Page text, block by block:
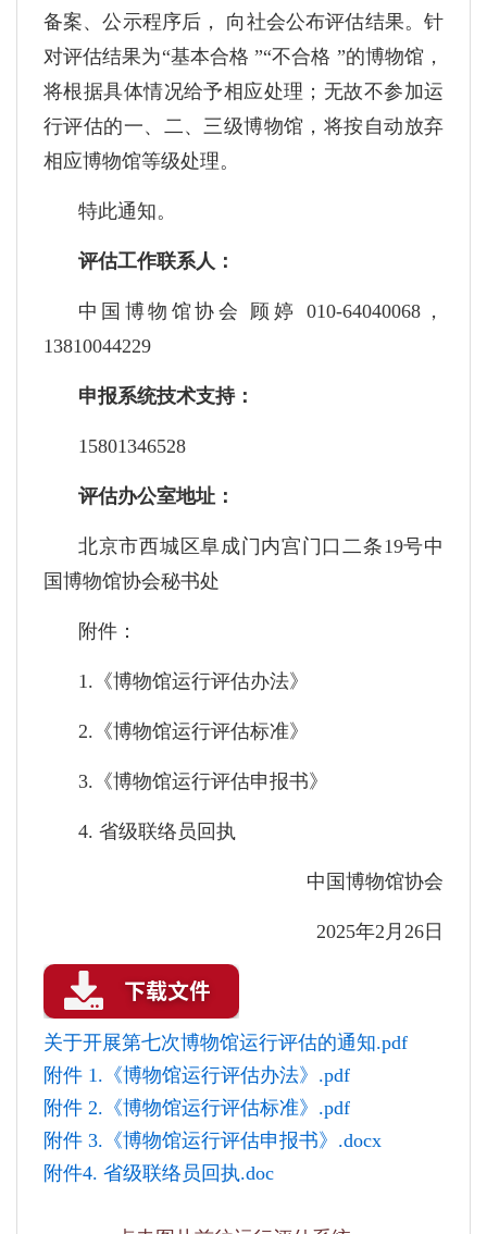
备案、公示程序后， 向社会公布评估结果。针
对评估结果为“基本合格 ”“不合格 ”的博物馆，
将根据具体情况给予相应处理；无故不参加运
行评估的一、二、三级博物馆，将按自动放弃
相应博物馆等级处理。
特此通知。
评估工作联系人：
中国博物馆协会 顾婷 010-64040068，
13810044229
申报系统技术支持：
15801346528
评估办公室地址：
北京市西城区阜成门内宫门口二条19号中
国博物馆协会秘书处
附件：
1.《博物馆运行评估办法》
2.《博物馆运行评估标准》
3.《博物馆运行评估申报书》
4. 省级联络员回执
中国博物馆协会
2025年2月26日
关于开展第七次博物馆运行评估的通知.pdf
附件 1.《博物馆运行评估办法》.pdf
附件 2.《博物馆运行评估标准》.pdf
附件 3.《博物馆运行评估申报书》.docx
附件4. 省级联络员回执.doc